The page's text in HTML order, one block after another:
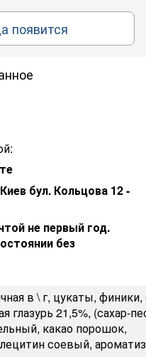
появится
бул. Кольцова 12 -
не первый год.
без
в \ г, цукаты, финики,
глазурь 21,5%, (сахар-
какао порошок,
соевый,